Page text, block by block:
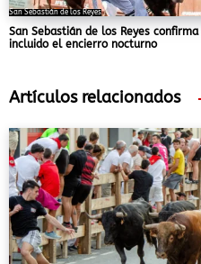
San Sebastián de los Reyes
San Sebastián de los Reyes
incluido el encierro nocturno
Artículos relacionados